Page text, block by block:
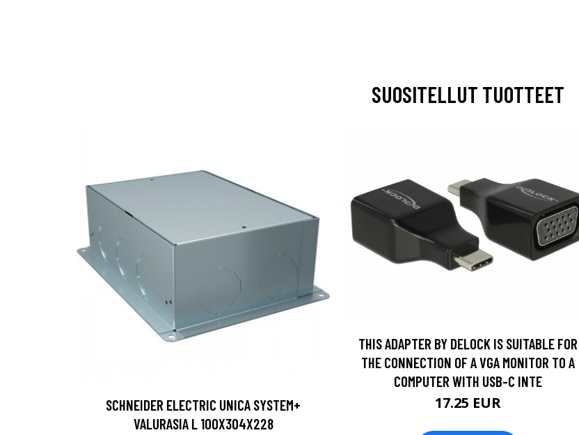
SUOSITELLUT TUOTTEET
SCHNEIDER ELECTRIC UNICA SYSTEM+
VALURASIA L 100X304X228
THIS ADAPTER BY DELOCK IS SUITABLE FOR
THE CONNECTION OF A VGA MONITOR TO A
COMPUTER WITH USB-C INTE
17.25 EUR